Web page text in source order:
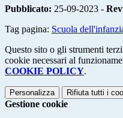
Pubblicato: 25-09-2023 -
Tag pagina: Scuola
Questo sito o gli strumenti
cookie necessari al
COOKIE POLICY.
Personalizza Rifiuta tutti i
Gestione cookie